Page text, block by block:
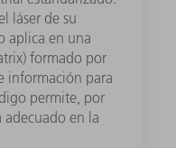
láser de su
aplica en una
formado por
información para
permite, por
en la